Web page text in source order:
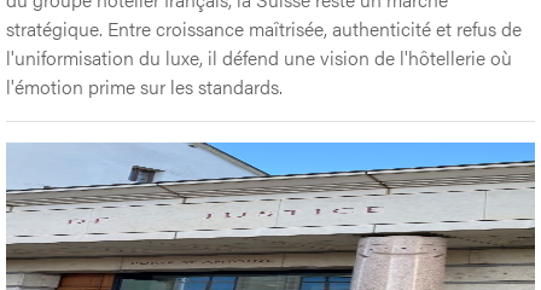
stratégique. Entre croissance maîtrisée, authenticité et refus de
l'uniformisation du luxe, il défend une vision de l'hôtellerie où
l'émotion prime sur les standards.